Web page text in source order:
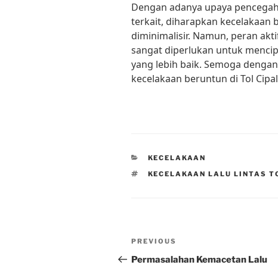
Dengan adanya upaya
terkait, diharapkan kecelakaan
diminimalisir. Namun, peran
sangat diperlukan untuk
yang lebih baik. Semoga
kecelakaan beruntun di Tol
CATEGORIES
KECELAKAAN
TAGS
KECELAKAAN LALU LINTAS
Post
navigation
Previous
Post
PREVIOUS
Permasalahan Kemacetan Lalu